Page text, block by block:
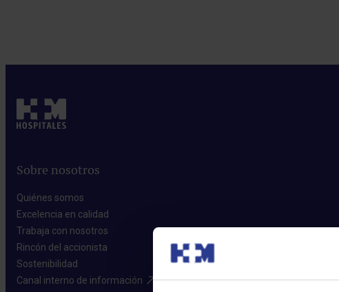
Sobre nosotros
Quiénes somos​
Excelencia en calidad​
Trabaja con nosotros​
Rincón del accionista​
Sostenibilidad​
Canal interno de información​